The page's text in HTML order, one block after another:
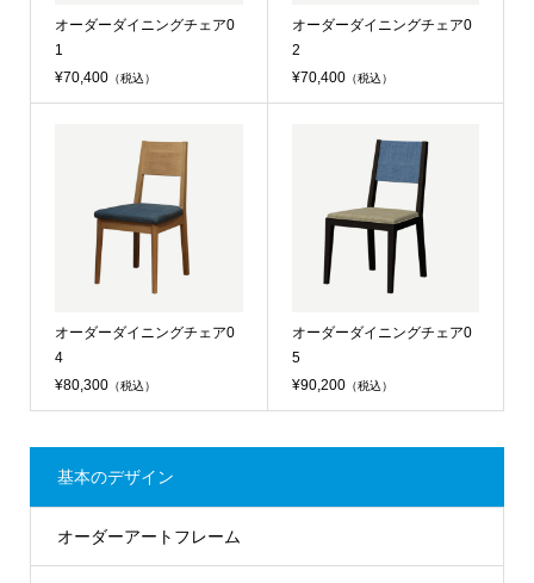
オーダーダイニングチェア0
1
¥70,400（税込）
オーダーダイニングチェア0
2
¥70,400（税込）
オーダーダイニングチェア0
4
¥80,300（税込）
オーダーダイニングチェア0
5
¥90,200（税込）
基本のデザイン
オーダーアートフレーム